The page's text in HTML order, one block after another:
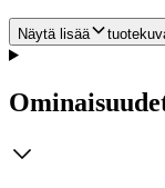
Näytä lisää